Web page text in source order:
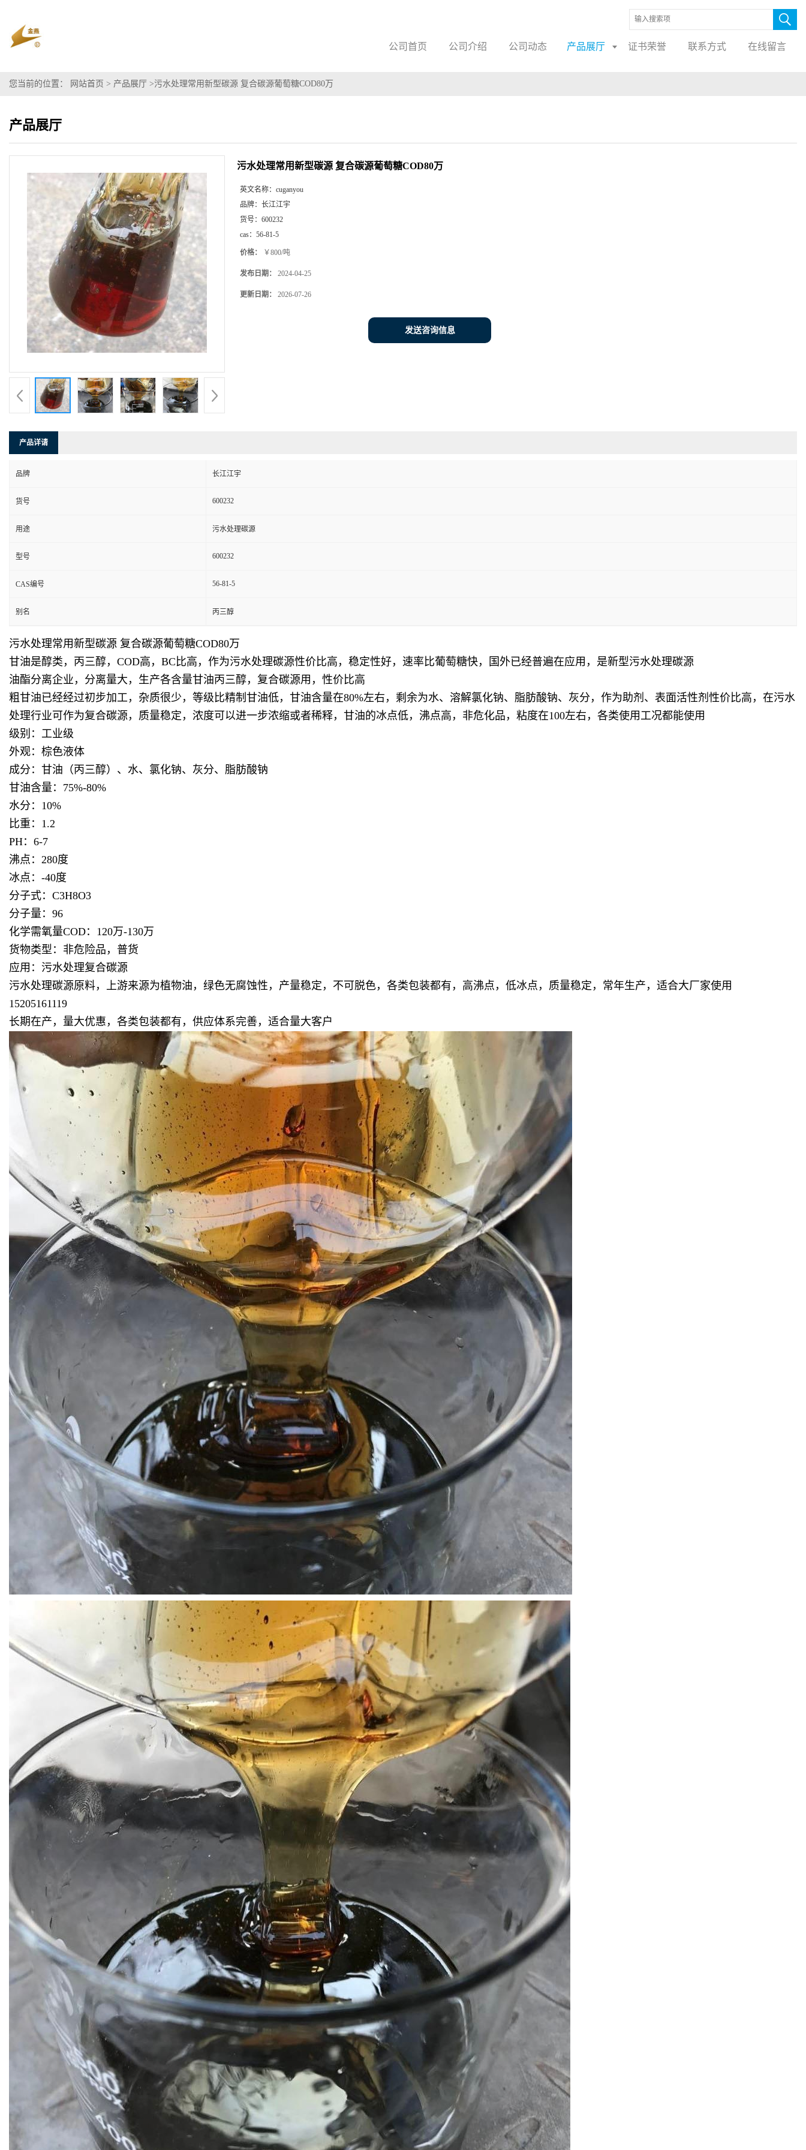
公司首页 公司介绍 公司动态 产品展厅 证书荣誉 联系方式 在线留言
您当前的位置： 网站首页 > 产品展厅 >污水处理常用新型碳源 复合碳源葡萄糖COD80万
产品展厅
污水处理常用新型碳源 复合碳源葡萄糖COD80万
英文名称： cuganyou
品牌： 长江江宇
货号： 600232
cas： 56-81-5
价格： ￥800/吨
发布日期： 2024-04-25
更新日期： 2026-07-26
发送咨询信息
产品详请
品牌 长江江宇
货号 600232
用途 污水处理碳源
型号 600232
CAS编号 56-81-5
别名 丙三醇
污水处理常用新型碳源 复合碳源葡萄糖COD80万
甘油是醇类，丙三醇，COD高，BC比高，作为污水处理碳源性价比高，稳定性好，速率比葡萄糖快，国外已经普遍在应用，是新型污水处理碳源
油酯分离企业，分离量大，生产各含量甘油丙三醇，复合碳源用，性价比高
粗甘油已经经过初步加工，杂质很少，等级比精制甘油低，甘油含量在80%左右，剩余为水、溶解氯化钠、脂肪酸钠、灰分，作为助剂、表面活性剂性价比高，在污水
处理行业可作为复合碳源，质量稳定，浓度可以进一步浓缩或者稀释，甘油的冰点低，沸点高，非危化品，粘度在100左右，各类使用工况都能使用
级别：工业级
外观：棕色液体
成分：甘油（丙三醇）、水、氯化钠、灰分、脂肪酸钠
甘油含量：75%-80%
水分：10%
比重：1.2
PH：6-7
沸点：280度
冰点：-40度
分子式：C3H8O3
分子量：96
化学需氧量COD：120万-130万
货物类型：非危险品，普货
应用：污水处理复合碳源
污水处理碳源原料，上游来源为植物油，绿色无腐蚀性，产量稳定，不可脱色，各类包装都有，高沸点，低冰点，质量稳定，常年生产，适合大厂家使用
15205161119
长期在产，量大优惠，各类包装都有，供应体系完善，适合量大客户